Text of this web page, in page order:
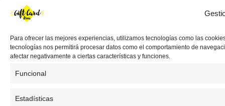
Para ofrecer las mejores experiencias, utilizamos tecnologías como las
tecnologías nos permitirá procesar datos como el comportamiento de
afectar negativamente a ciertas características y funciones.
Funcional
Estadísticas